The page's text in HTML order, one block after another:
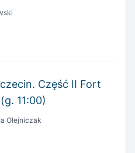
Część II Fort
11:00)
Olejniczak